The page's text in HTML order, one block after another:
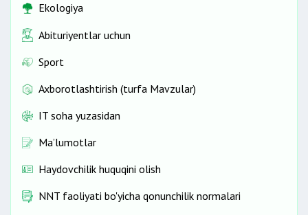
Ekologiya
Abituriyentlar uchun
Sport
Axborotlashtirish (turfa Mavzular)
IT soha yuzasidan
Ma’lumotlar
Haydovchilik huquqini olish
NNT faoliyati bo'yicha qonunchilik normalari